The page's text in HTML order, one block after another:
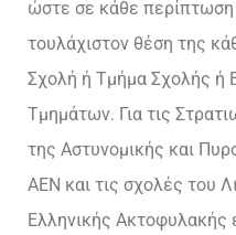
ώστε σε κάθε περίπτωση
τουλάχιστον θέση της
Σχολή ή Τμήμα Σχολής ή
Τμημάτων. Για τις
της Αστυνομικής και
ΑΕΝ και τις σχολές του
Ελληνικής Ακτοφυλακής